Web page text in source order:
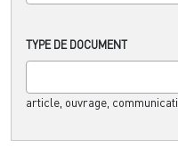
TYPE DE DOCUMENT
article, ouvrage,